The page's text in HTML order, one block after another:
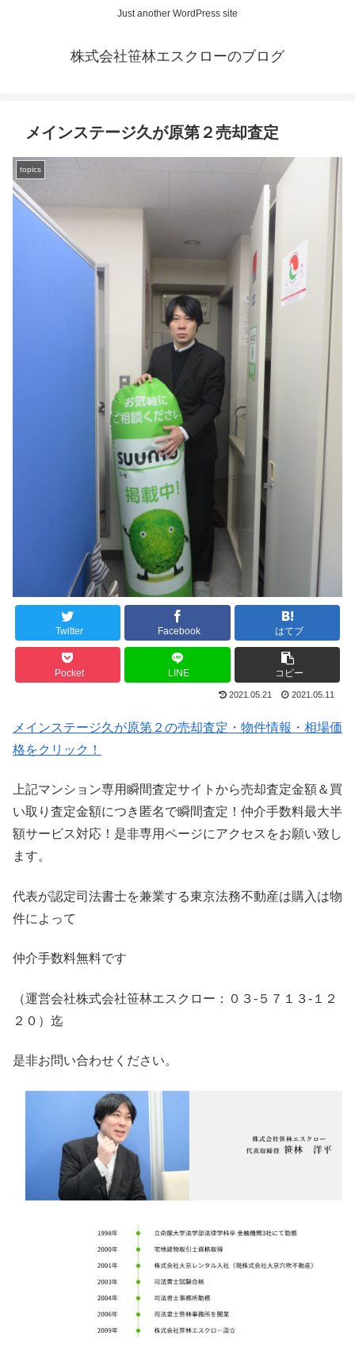
Just another WordPress site
株式会社笹林エスクローのブログ
メインステージ久が原第２売却査定
topics
Twitter Facebook はてブ
Pocket LINE コピー
2021.05.21 2021.05.11
メインステージ久が原第２の売却査定・物件情報・相場価
格をクリック！
上記マンション専用瞬間査定サイトから売却査定金額＆買
い取り査定金額につき匿名で瞬間査定！仲介手数料最大半
額サービス対応！是非専用ページにアクセスをお願い致し
ます。
代表が認定司法書士を兼業する東京法務不動産は購入は物
件によって
仲介手数料無料です
（運営会社株式会社笹林エスクロー：０３-５７１３-１２
２０）迄
是非お問い合わせください。